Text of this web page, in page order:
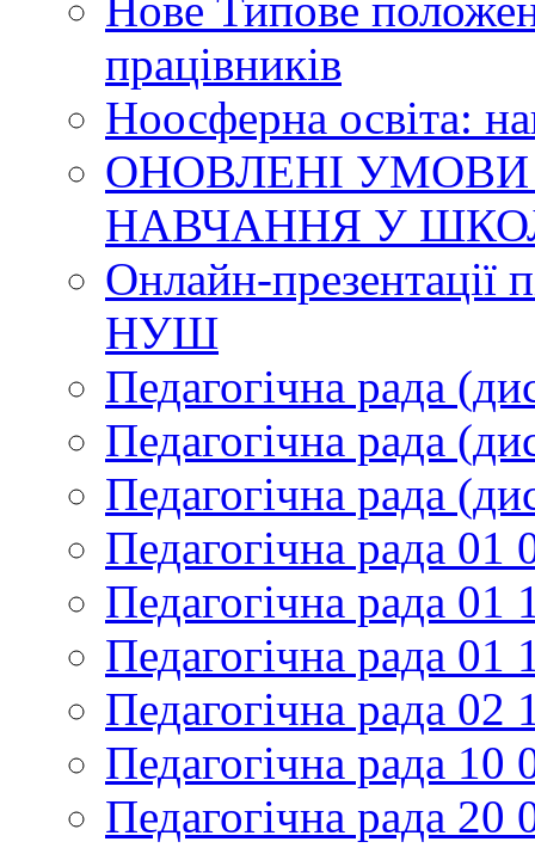
працівників
Ноосферна освіта:
ОНОВЛЕНІ
НАВЧАННЯ У
Онлайн-презентації
НУШ
Педагогічна рада
Педагогічна рада
Педагогічна рада
Педагогічна рада 01
Педагогічна рада 01
Педагогічна рада 01
Педагогічна рада 02
Педагогічна рада 10
Педагогічна рада 20